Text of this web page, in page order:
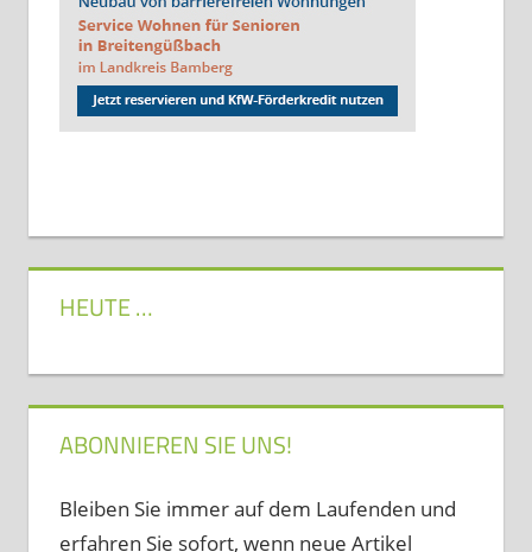
HEUTE …
ABONNIEREN SIE UNS!
Bleiben Sie immer auf dem Laufenden und
erfahren Sie sofort, wenn neue Artikel